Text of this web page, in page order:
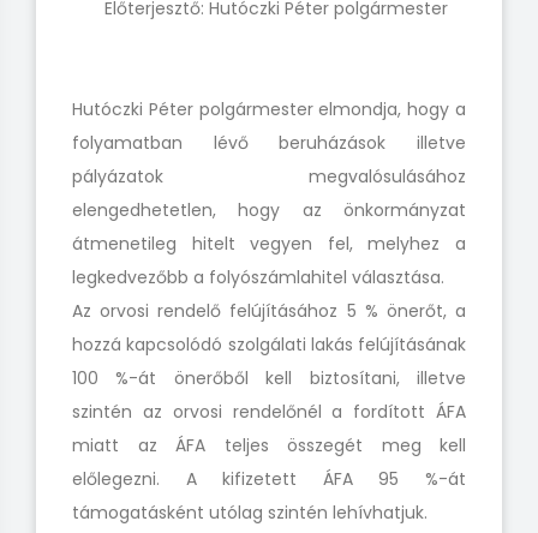
Előterjesztő: Hutóczki Péter polgármester
Hutóczki Péter polgármester elmondja, hogy a
folyamatban lévő beruházások illetve
pályázatok megvalósulásához
elengedhetetlen, hogy az önkormányzat
átmenetileg hitelt vegyen fel, melyhez a
legkedvezőbb a folyószámlahitel választása.
Az orvosi rendelő felújításához 5 % önerőt, a
hozzá kapcsolódó szolgálati lakás felújításának
100 %-át önerőből kell biztosítani, illetve
szintén az orvosi rendelőnél a fordított ÁFA
miatt az ÁFA teljes összegét meg kell
előlegezni. A kifizetett ÁFA 95 %-át
támogatásként utólag szintén lehívhatjuk.